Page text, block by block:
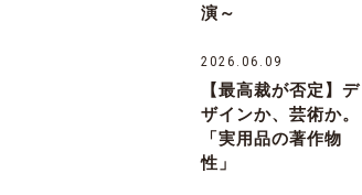
演～
2026.06.09
【最高裁が否定】デ
ザインか、芸術か。
「実用品の著作物
性」